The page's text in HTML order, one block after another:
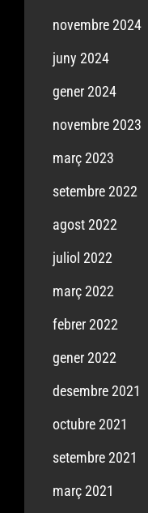
novembre 2024
juny 2024
gener 2024
novembre 2023
març 2023
setembre 2022
agost 2022
juliol 2022
març 2022
febrer 2022
gener 2022
desembre 2021
octubre 2021
setembre 2021
març 2021